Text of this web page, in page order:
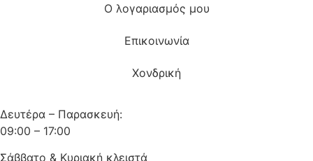
Ο λογαριασμός μου
Επικοινωνία
Χονδρική
Δευτέρα – Παρασκευή:
09:00 – 17:00
Σάββατο & Κυριακή κλειστά